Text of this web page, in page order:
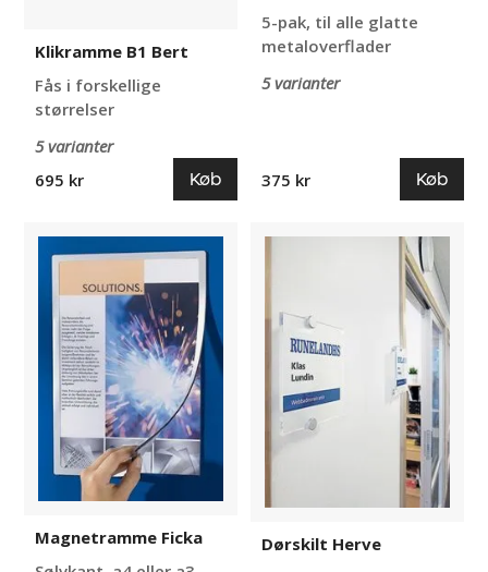
Klikramme B1 Bert
Fås i forskellige
størrelser
5 varianter
695 kr
Køb
5-pak, til alle glatte
metaloverflader
5 varianter
375 kr Køb
Magnetramme
Ficka
Magnetramme Ficka
Dørskilt
Dørskilt Herve